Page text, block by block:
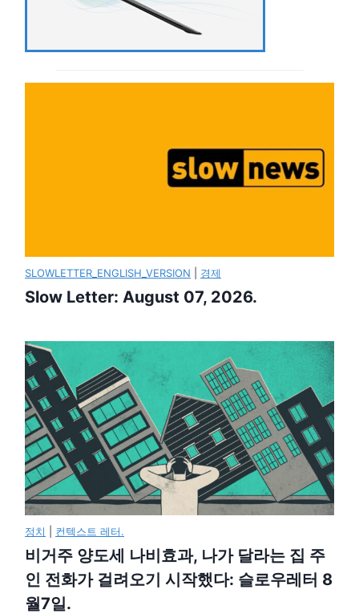
SLOWLETTER_ENGLISH_VERSION 경제
Slow Letter: August 07, 2026.
정치 컨텍스트 레터.
비거주 양도세 나비효과, 나가 달라는 집 주
인 전화가 걸려오기 시작했다: 슬로우레터 8
월7일.